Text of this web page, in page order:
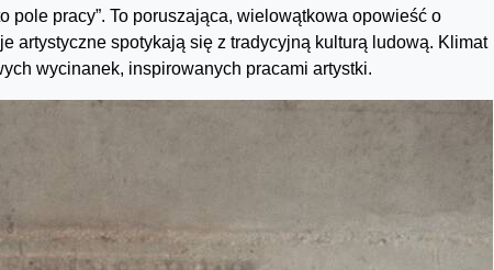
pole pracy”. To poruszająca, wielowątkowa opowieść o
artystyczne spotykają się z tradycyjną kulturą ludową. Klimat
wycinanek, inspirowanych pracami artystki.